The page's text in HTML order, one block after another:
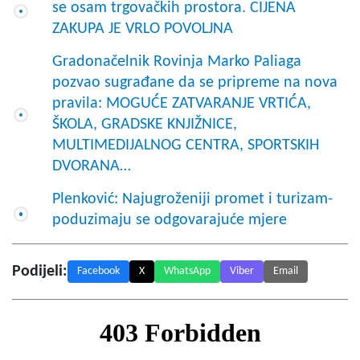
se osam trgovačkih prostora. CIJENA
ZAKUPA JE VRLO POVOLJNA
Gradonačelnik Rovinja Marko Paliaga
pozvao sugrađane da se pripreme na nova
pravila: MOGUĆE ZATVARANJE VRTIĆA,
ŠKOLA, GRADSKE KNJIŽNICE,
MULTIMEDIJALNOG CENTRA, SPORTSKIH
DVORANA…
Plenković: Najugroženiji promet i turizam-
poduzimaju se odgovarajuće mjere
Podijeli: Facebook X WhatsApp Viber Email